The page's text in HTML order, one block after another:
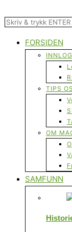
FORSIDEN
TIPS
OM
SAMFUNN